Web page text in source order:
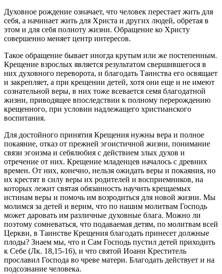
Духовное рождение означает, что человек перестает жить для
себя, а начинает жить для Христа и других людей, обретая в
этом и для себя полноту жизни. Обращение ко Христу
совершенно меняет центр интересов.
Такое обращение бывает иногда крутым или же постепенным.
Крещение взрослых является результатом свершившегося в
них духовного переворота, и благодать Таинства его освящает
и закрепляет, а при крещении детей, хотя они еще и не имеют
сознательной веры, в них тоже всевается семя благодатной
жизни, приводящее впоследствии к полному перерождению
крещенного, при условии надлежащего христианского
воспитания.
Для достойного принятия Крещения нужны вера и полное
покаяние, отказ от прежней эгоистичной жизни, понимание
связи эгоизма и себялюбия с действием злых духов и
отречение от них. Крещение младенцев началось с древних
времен. От них, конечно, нельзя ожидать веры и покаяния, но
их крестят в силу веры их родителей и восприемников, на
которых лежит святая обязанность научить крещаемых
истинам веры и помочь им возродиться для новой жизни. Мы
молимся за детей и верим, что по нашим молитвам Господь
может даровать им различные духовные блага. Можно ли
поэтому сомневаться, что подаваемая детям, по молитвам всей
Церкви, в Таинстве Крещения благодать принесет должные
плоды? Знаем мы, что и Сам Господь пустил детей приходить
к Себе (Лк. 18,15-16), и что святой Иоанн Креститель
прославил Господа во чреве матери. Благодать действует и на
подсознание человека.